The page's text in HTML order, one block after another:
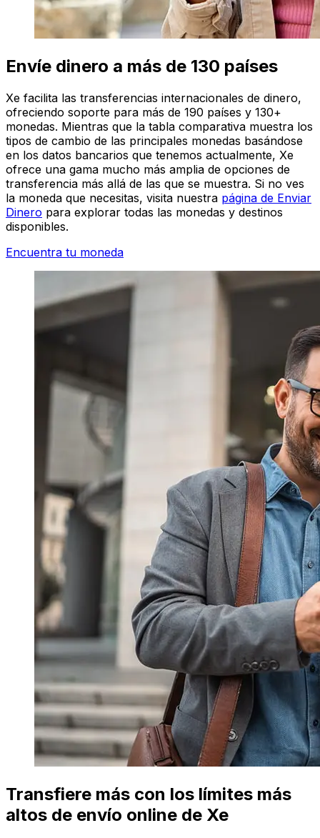
Envíe dinero a más de 130 países
Xe facilita las transferencias internacionales de dinero,
ofreciendo soporte para más de 190 países y 130+
monedas. Mientras que la tabla comparativa muestra los
tipos de cambio de las principales monedas basándose
en los datos bancarios que tenemos actualmente, Xe
ofrece una gama mucho más amplia de opciones de
transferencia más allá de las que se muestra. Si no ves
la moneda que necesitas, visita nuestra página de Enviar
Dinero para explorar todas las monedas y destinos
disponibles.
Encuentra tu moneda
Transfiere más con los límites más
altos de envío online de Xe